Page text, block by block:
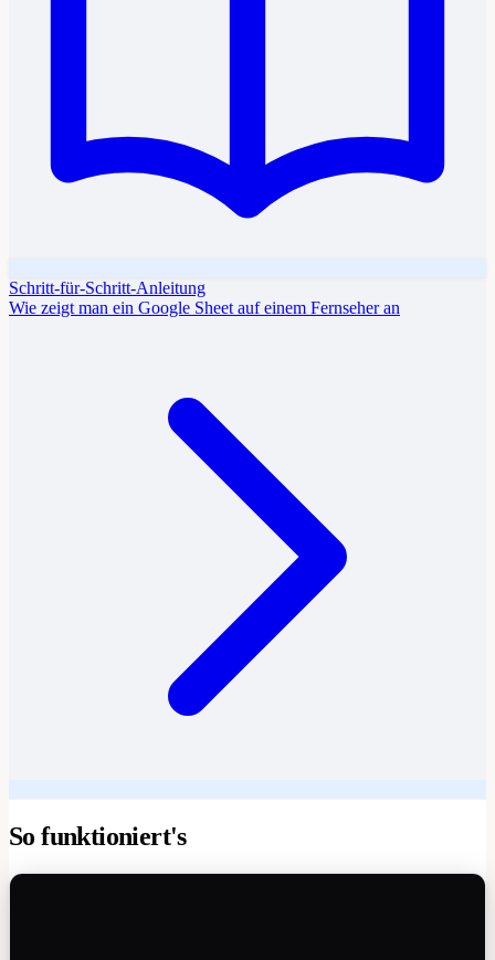
Schritt-für-Schritt-Anleitung
Wie zeigt man ein Google Sheet auf einem Fernseher an
So funktioniert's